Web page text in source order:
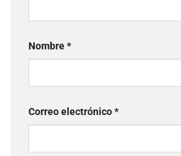
Nombre*
Correo electrónico*